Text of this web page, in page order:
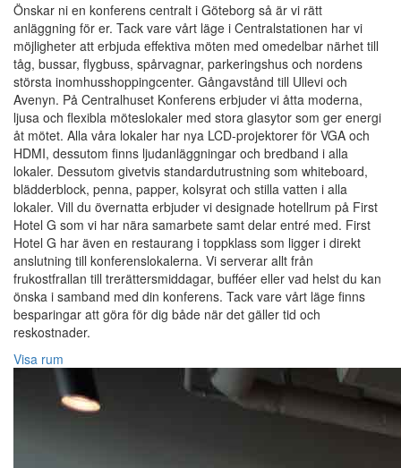
Önskar ni en konferens centralt i Göteborg så är vi rätt
anläggning för er. Tack vare vårt läge i Centralstationen har vi
möjligheter att erbjuda effektiva möten med omedelbar närhet till
tåg, bussar, flygbuss, spårvagnar, parkeringshus och nordens
största inomhusshoppingcenter. Gångavstånd till Ullevi och
Avenyn. På Centralhuset Konferens erbjuder vi åtta moderna,
ljusa och flexibla möteslokaler med stora glasytor som ger energi
åt mötet. Alla våra lokaler har nya LCD-projektorer för VGA och
HDMI, dessutom finns ljudanläggningar och bredband i alla
lokaler. Dessutom givetvis standardutrustning som whiteboard,
blädderblock, penna, papper, kolsyrat och stilla vatten i alla
lokaler. Vill du övernatta erbjuder vi designade hotellrum på First
Hotel G som vi har nära samarbete samt delar entré med. First
Hotel G har även en restaurang i toppklass som ligger i direkt
anslutning till konferenslokalerna. Vi serverar allt från
frukostfrallan till trerättersmiddagar, bufféer eller vad helst du kan
önska i samband med din konferens. Tack vare vårt läge finns
besparingar att göra för dig både när det gäller tid och
reskostnader.
Visa rum